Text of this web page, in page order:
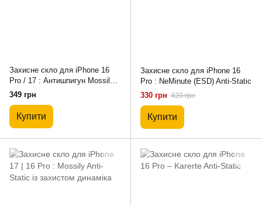
Захисне скло для iPhone 16
Pro / 17 : Антишпигун Mossily
Privacy
349 грн
Купити
Захисне скло для iPhone 16
Pro : NeMinute (ESD) Anti-Static
330 грн 420 грн
Купити